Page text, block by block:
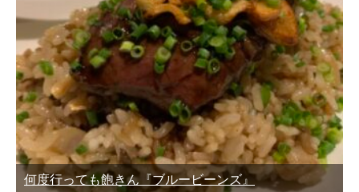
何度行っても飽きん『ブルービーンズ』